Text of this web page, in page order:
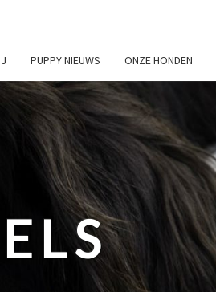
PUPPY NIEUWS ONZE HONDEN